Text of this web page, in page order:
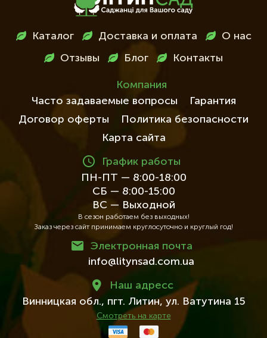
МенюКаталог Доставка и оплата О нас
Отзывы Блог Контакты
Компания
Часто задаваемые вопросы
Гарантия
Договор оферты
Политика безопасности
Карта сайта
График работы
ПН-ПТ — 8:00-18:00
СБ — 8:00-15:00
ВС — Выходной
В сезон работаем без выходных!
Заказ через сайт принимаем круглосуточно и круглый год!
Электронная почта
info@litynsad.com.ua
Наш адресc
Винницкая обл., пгт. Литин, ул. Ватутина 15
Смотреть на карте